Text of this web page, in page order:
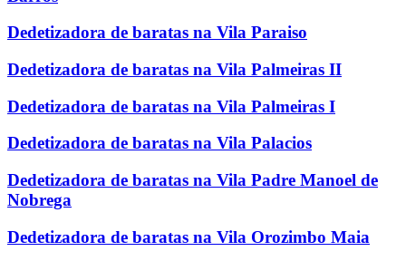
Dedetizadora de baratas na Vila Paraiso
Dedetizadora de baratas na Vila Palmeiras II
Dedetizadora de baratas na Vila Palmeiras I
Dedetizadora de baratas na Vila Palacios
Dedetizadora de baratas na Vila Padre Manoel de
Nobrega
Dedetizadora de baratas na Vila Orozimbo Maia